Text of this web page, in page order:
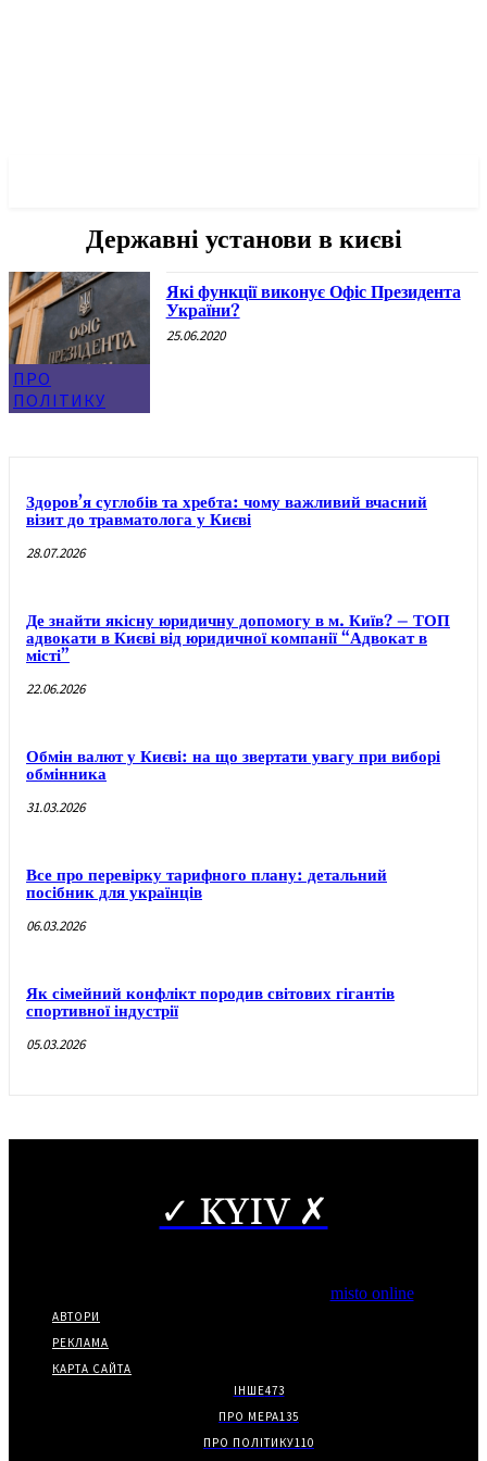
Державні установи в києві
ПРО
ПОЛІТИКУ
Які функції виконує Офіс Президента
України?
25.06.2020
Здоров’я суглобів та хребта: чому важливий вчасний
візит до травматолога у Києві
28.07.2026
Де знайти якісну юридичну допомогу в м. Київ? – ТОП
адвокати в Києві від юридичної компанії “Адвокат в
місті”
22.06.2026
Обмін валют у Києві: на що звертати увагу при виборі
обмінника
31.03.2026
Все про перевірку тарифного плану: детальний
посібник для українців
06.03.2026
Як сімейний конфлікт породив світових гігантів
спортивної індустрії
05.03.2026
✓ KYIV ✗
misto online
АВТОРИ
РЕКЛАМА
КАРТА САЙТА
ІНШЕ473
ПРО МЕРА135
ПРО ПОЛІТИКУ110